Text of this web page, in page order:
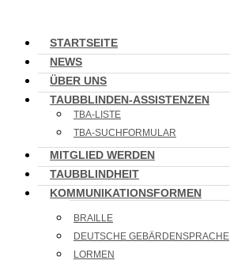
STARTSEITE
NEWS
ÜBER UNS
TAUBBLINDEN-ASSISTENZEN
TBA-LISTE
TBA-SUCHFORMULAR
MITGLIED WERDEN
TAUBBLINDHEIT
KOMMUNIKATIONSFORMEN
BRAILLE
DEUTSCHE GEBÄRDENSPRACHE
LORMEN